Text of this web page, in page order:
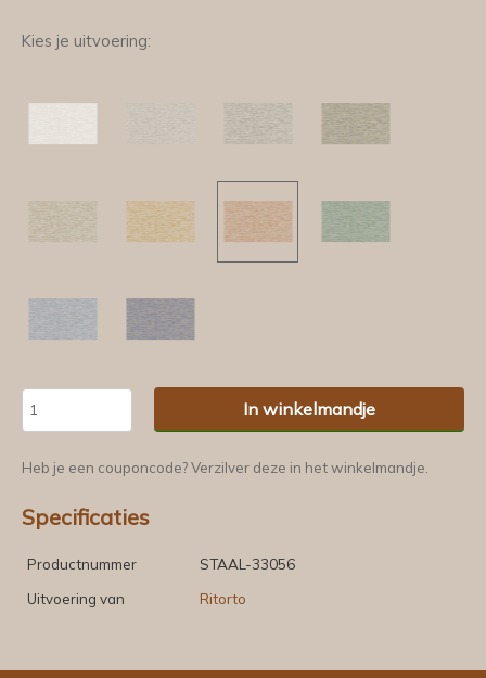
Kies je uitvoering:
In winkelmandje
Heb je een couponcode? Verzilver deze in het winkelmandje.
Specificaties
Productnummer
STAAL-33056
Uitvoering van
Ritorto